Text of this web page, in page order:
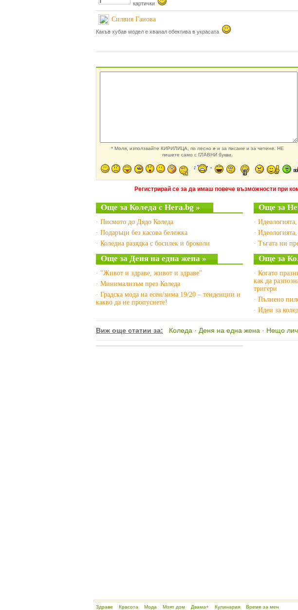
картички
Силвия Ганова
Какъв хубав модел е хванал обектива в украсата
* Моля, използвайте КИРИЛИЦА, по лесно е и за писане и за четене. НЕ
пишете само с ГЛАВНИ букви.
Регистрирай се за да имаш повече възможности при
Още за Коледа с Hera.bg »
· Писмото до Дядо Коледа
· Подаръци без касова бележка
· Коледна разядка с босилек и броколи
Още за
·
·
· Тъгата ни
Още за Деня на една жена »
· "Живот и здраве, живот и здраве"
· Минимализъм през Коледа
· Градска мода на есен/зима 19/20 – тенденции и
какво да не пропуснете!
Още за
· Когато
как да
тригери
· Пълнено
· Идеи за
Виж още статии за: Коледа · Деня на една жена · Нещо
Здраве Красота Мода Моят дом Двама+ Кулинария Време за мен